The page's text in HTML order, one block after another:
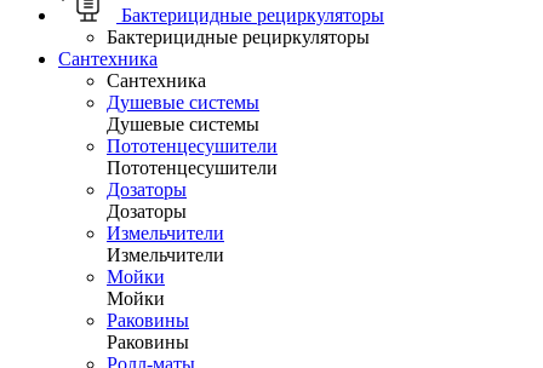
Бактерицидные рециркуляторы
Бактерицидные рециркуляторы
Сантехника
Сантехника
Душевые системы
Душевые системы
Пототенцесушители
Пототенцесушители
Дозаторы
Дозаторы
Измельчители
Измельчители
Мойки
Мойки
Раковины
Раковины
Ролл-маты